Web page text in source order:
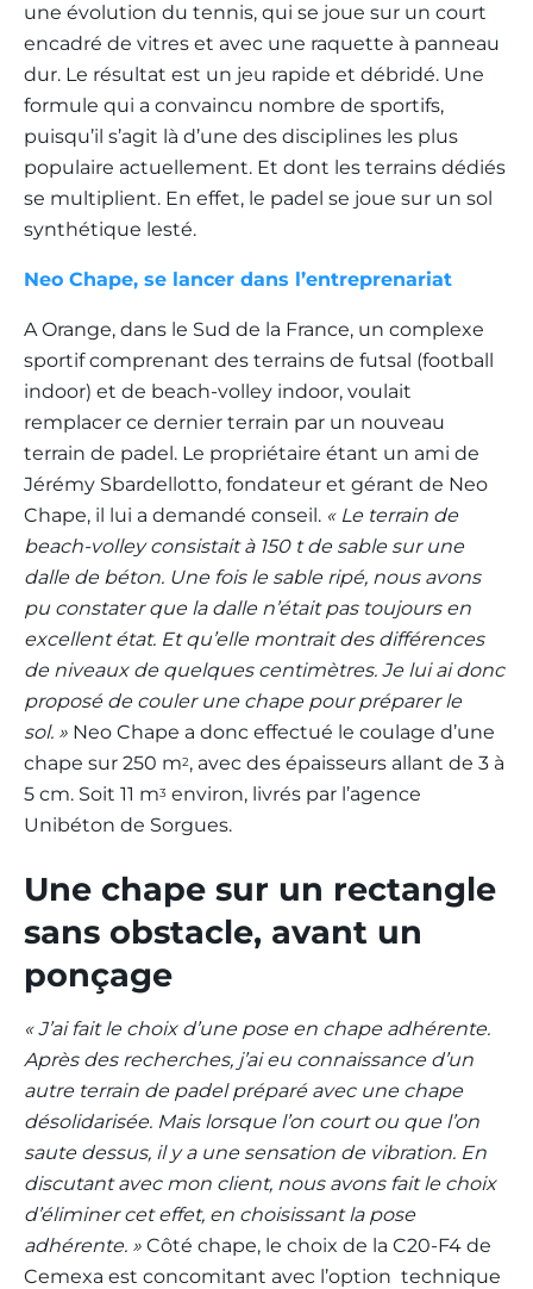
une évolution du tennis, qui se joue sur un court
encadré de vitres et avec une raquette à panneau
dur. Le résultat est un jeu rapide et débridé. Une
formule qui a convaincu nombre de sportifs,
puisqu’il s’agit là d’une des disciplines les plus
populaire actuellement. Et dont les terrains dédiés
se multiplient. En effet, le padel se joue sur un sol
synthétique lesté.
Neo Chape, se lancer dans l’entreprenariat
A Orange, dans le Sud de la France, un complexe
sportif comprenant des terrains de futsal (football
indoor) et de beach-volley indoor, voulait
remplacer ce dernier terrain par un nouveau
terrain de padel. Le propriétaire étant un ami de
Jérémy Sbardellotto, fondateur et gérant de Neo
Chape, il lui a demandé conseil. « Le terrain de
beach-volley consistait à 150 t de sable sur une
dalle de béton. Une fois le sable ripé, nous avons
pu constater que la dalle n’était pas toujours en
excellent état. Et qu’elle montrait des différences
de niveaux de quelques centimètres. Je lui ai donc
proposé de couler une chape pour préparer le
sol. » Neo Chape a donc effectué le coulage d’une
chape sur 250 m2, avec des épaisseurs allant de 3 à
5 cm. Soit 11 m3 environ, livrés par l’agence
Unibéton de Sorgues.
Une chape sur un rectangle
sans obstacle, avant un
ponçage
« J’ai fait le choix d’une pose en chape adhérente.
Après des recherches, j’ai eu connaissance d’un
autre terrain de padel préparé avec une chape
désolidarisée. Mais lorsque l’on court ou que l’on
saute dessus, il y a une sensation de vibration. En
discutant avec mon client, nous avons fait le choix
d’éliminer cet effet, en choisissant la pose
adhérente. » Côté chape, le choix de la C20-F4 de
Cemexa est concomitant avec l’option technique